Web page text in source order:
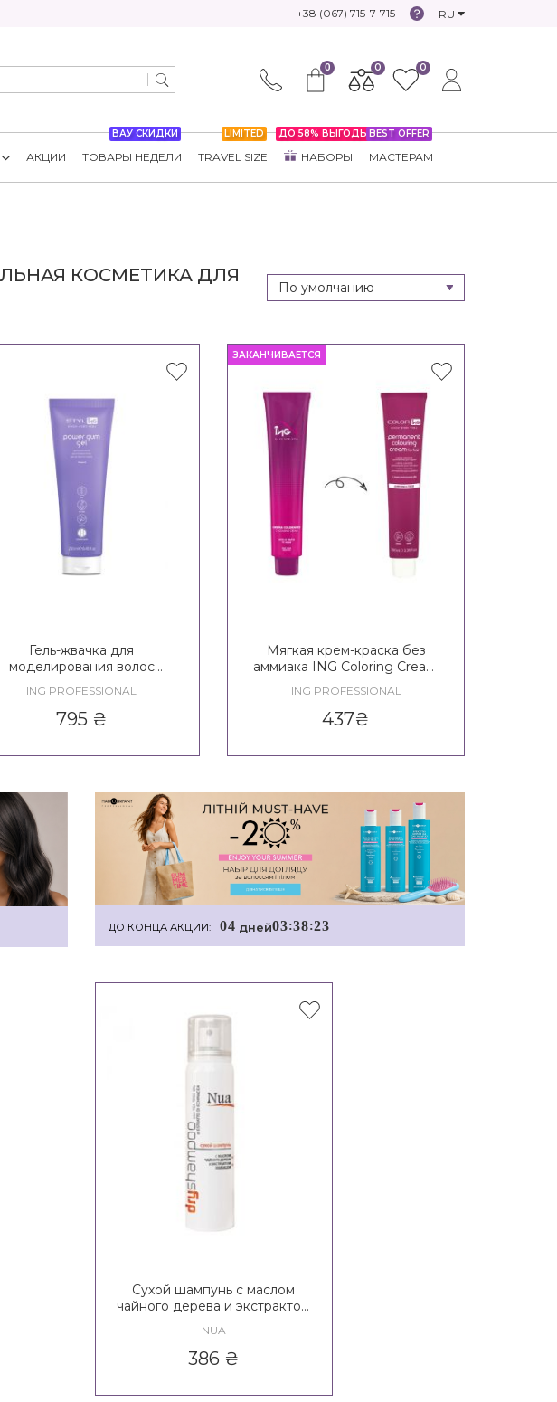
+38 (067) 715-7-715 RU
0 0 0
АКЦИИ
ВАУ СКИДКИ
ТОВАРЫ НЕДЕЛИ
LIMITED
TRAVEL SIZE
ДО 58% ВЫГОДЫ
НАБОРЫ
BEST OFFER
МАСТЕРАМ
КОСМЕТИКА ДЛЯ
Гель-жвачка для
моделирования волос
Power Gum Gel
ING PROFESSIONAL
795 ₴
ЗАКАНЧИВАЕТСЯ
Мягкая крем-краска без
аммиака ING Coloring Cream
ING PROFESSIONAL
437₴
ДО КОНЦА АКЦИИ: 04 дней03:38:22
Сухой шампунь с маслом
чайного дерева и экстрактом
NUA
386 ₴